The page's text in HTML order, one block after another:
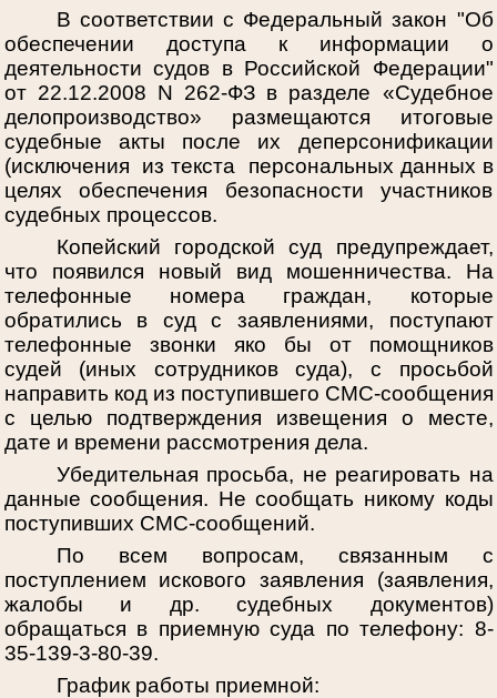
В соответствии с Федеральный закон "Об
обеспечении доступа к информации о
деятельности судов в Российской Федерации"
от 22.12.2008 N 262-ФЗ в разделе «Судебное
делопроизводство» размещаются итоговые
судебные акты после их деперсонификации
(исключения из текста персональных данных в
целях обеспечения безопасности участников
судебных процессов.
Копейский городской суд предупреждает,
что появился новый вид мошенничества. На
телефонные номера граждан, которые
обратились в суд с заявлениями, поступают
телефонные звонки яко бы от помощников
судей (иных сотрудников суда), с просьбой
направить код из поступившего СМС-сообщения
с целью подтверждения извещения о месте,
дате и времени рассмотрения дела.
Убедительная просьба, не реагировать на
данные сообщения. Не сообщать никому коды
поступивших СМС-сообщений.
По всем вопросам, связанным с
поступлением искового заявления (заявления,
жалобы и др. судебных документов)
обращаться в приемную суда по телефону: 8-
35-139-3-80-39.
График работы приемной: